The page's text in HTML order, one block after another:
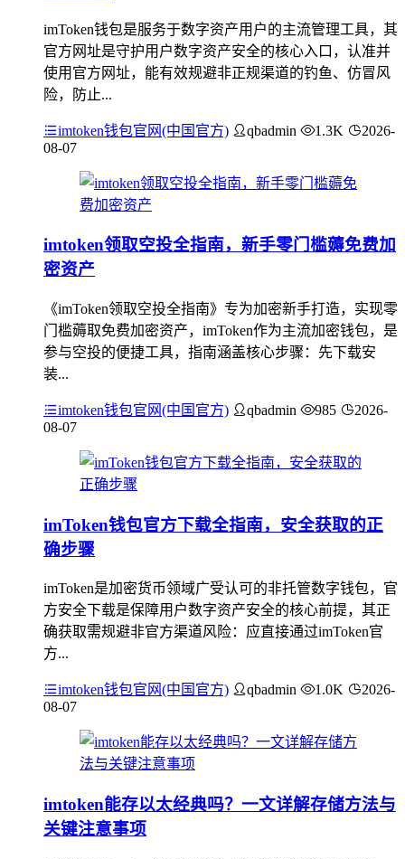
imToken钱包是服务于数字资产用户的主流管理工具，其
官方网址是守护用户数字资产安全的核心入口，认准并
使用官方网址，能有效规避非正规渠道的钓鱼、仿冒风
险，防止...
imtoken钱包官网(中国官方) qbadmin 1.3K
2026-
08-07
imtoken领取空投全指南，新手零门槛薅免费加
密资产
《imToken领取空投全指南》专为加密新手打造，实现零
门槛薅取免费加密资产，imToken作为主流加密钱包，是
参与空投的便捷工具，指南涵盖核心步骤：先下载安
装...
imtoken钱包官网(中国官方) qbadmin 985
2026-
08-07
imToken钱包官方下载全指南，安全获取的正
确步骤
imToken是加密货币领域广受认可的非托管数字钱包，官
方安全下载是保障用户数字资产安全的核心前提，其正
确获取需规避非官方渠道风险：应直接通过imToken官
方...
imtoken钱包官网(中国官方) qbadmin 1.0K
2026-
08-07
imtoken能存以太经典吗？一文详解存储方法与
关键注意事项